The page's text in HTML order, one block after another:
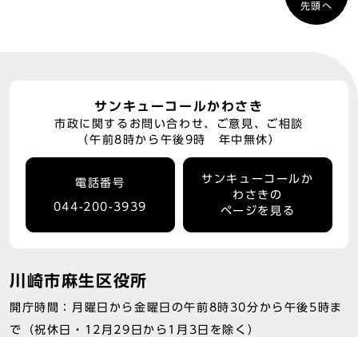
先頭へ
サンキューコールかわさき
市政に関するお問い合わせ、ご意見、ご相談
（午前8時から午後9時 年中無休）
電話番号
044-200-3939
サンキューコールか
わさきの
ページを見る
川崎市麻生区役所
開庁時間：月曜日から金曜日の午前8時30分から午後5時ま
で（祝休日・12月29日から1月3日を除く）